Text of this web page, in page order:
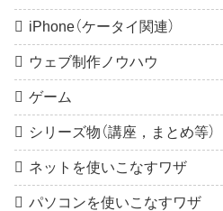
iPhone（ケータイ関連）
ウェブ制作ノウハウ
ゲーム
シリーズ物（講座，まとめ等）
ネットを使いこなすワザ
パソコンを使いこなすワザ